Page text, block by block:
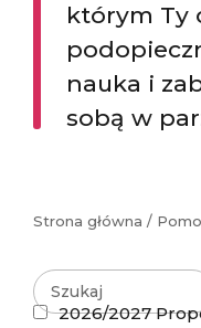
którym Ty
nauka i
sobą w
Strona główna /
2026/2027